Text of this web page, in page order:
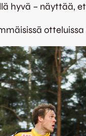
hyvä – näyttää,